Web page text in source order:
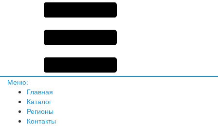
Меню:
Главная
Каталог
Регионы
Контакты